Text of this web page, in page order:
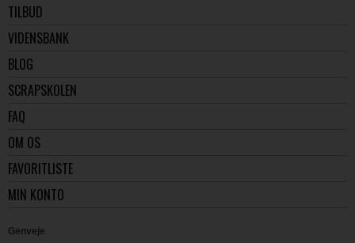
TILBUD
VIDENSBANK
BLOG
SCRAPSKOLEN
FAQ
OM OS
FAVORITLISTE
MIN KONTO
Genveje